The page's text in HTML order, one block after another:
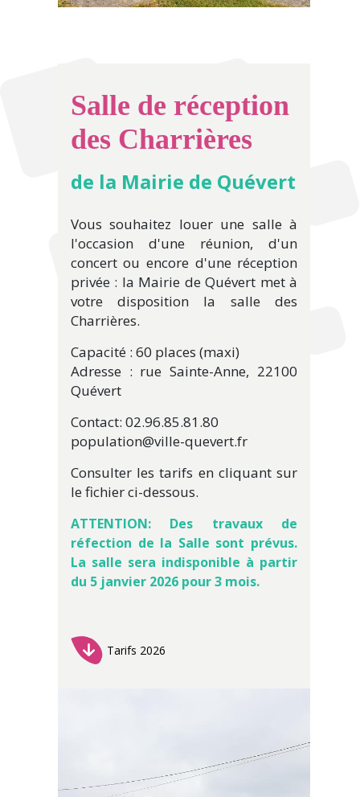
Salle de réception
des Charrières
de la Mairie de Quévert
Vous souhaitez louer une salle à
l'occasion d'une réunion, d'un
concert ou encore d'une réception
privée : la Mairie de Quévert met à
votre disposition la salle des
Charrières.
Capacité : 60 places (maxi)
Adresse : rue Sainte-Anne, 22100
Quévert
Contact: 02.96.85.81.80
population@ville-quevert.fr
Consulter les tarifs en cliquant sur
le fichier ci-dessous.
ATTENTION: Des travaux de
réfection de la Salle sont prévus.
La salle sera indisponible à partir
du 5 janvier 2026 pour 3 mois.
Tarifs 2026